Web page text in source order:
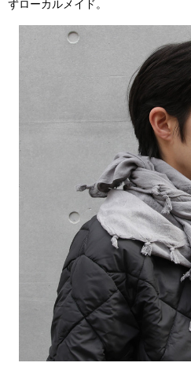
ずローカルメイド。